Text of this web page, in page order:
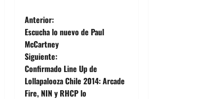
N
a
v
e
Anterior:
Escucha lo nuevo de Paul
McCartney
Siguiente:
Confirmado Line Up de
Lollapalooza Chile 2014: Arcade
Fire, NIN y RHCP lo